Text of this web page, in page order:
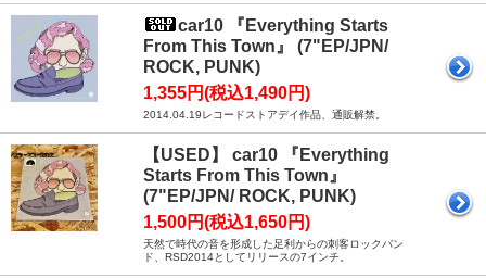
car10 『Everything Starts
From This Town』 (7"EP/JPN/
ROCK, PUNK)
1,355円(税込1,490円)
2014.04.19レコードストアデイ作品、通販解禁。
【USED】 car10 『Everything
Starts From This Town』
(7"EP/JPN/ ROCK, PUNK)
1,500円(税込1,650円)
天然で時代の音を形成した足利からの刺客ロックバン
ド、RSD2014としてリリースの7インチ。